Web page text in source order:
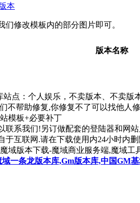
本
修改模板内的部分图片即可。
版本名称
点：个人娱乐，不卖版本、不卖版
不帮助修复,你修复不了可以找他人
模板+必要补丁
联系我们!另订做配套的登陆器和网站
互联网.请在下载使用内24小时内
域版本下载-魔域商业服务端,魔域
域一条龙版本库,Gm版本库,中国GM